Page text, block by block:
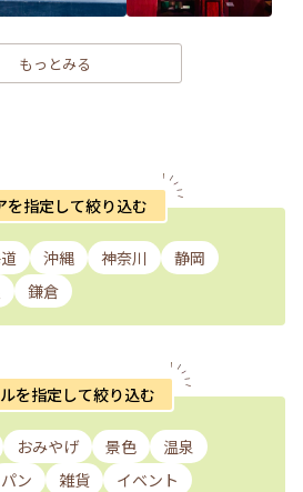
もっとみる
を指定して絞り込む
沖縄 神奈川
静岡
鎌倉
を指定して絞り込む
おみやげ 景色
温泉
パン 雑貨 イベント